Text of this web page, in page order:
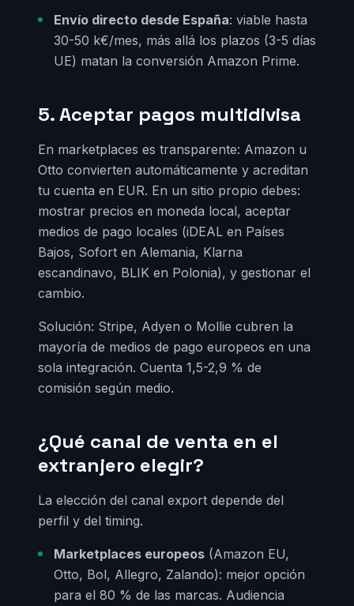
Envío directo desde España: viable hasta
30-50 k€/mes, más allá los plazos (3-5 días
UE) matan la conversión Amazon Prime.
5. Aceptar pagos multidivisa
En marketplaces es transparente: Amazon u
Otto convierten automáticamente y acreditan
tu cuenta en EUR. En un sitio propio debes:
mostrar precios en moneda local, aceptar
medios de pago locales (iDEAL en Países
Bajos, Sofort en Alemania, Klarna
escandinavo, BLIK en Polonia), y gestionar el
cambio.
Solución: Stripe, Adyen o Mollie cubren la
mayoría de medios de pago europeos en una
sola integración. Cuenta 1,5-2,9 % de
comisión según medio.
¿Qué canal de venta en el
extranjero elegir?
La elección del canal export depende del
perfil y del timing.
Marketplaces europeos (Amazon EU,
Otto, Bol, Allegro, Zalando): mejor opción
para el 80 % de las marcas. Audiencia